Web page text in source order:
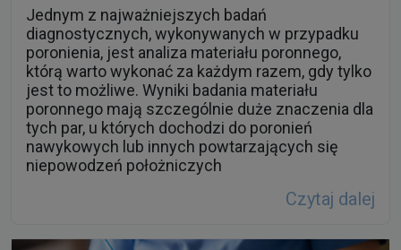
którą warto wykonać za każdym razem, gdy tylko
jest to możliwe. Wyniki badania materiału
poronnego mają szczególnie duże znaczenia dla
tych par, u których dochodzi do poronień
nawykowych lub innych powtarzających się
niepowodzeń położniczych
Czytaj dalej